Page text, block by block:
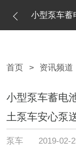
小型泵车蓄
首页 > 资讯频道
小型泵车蓄电
土泵车安心泵
泵车 2019-02-